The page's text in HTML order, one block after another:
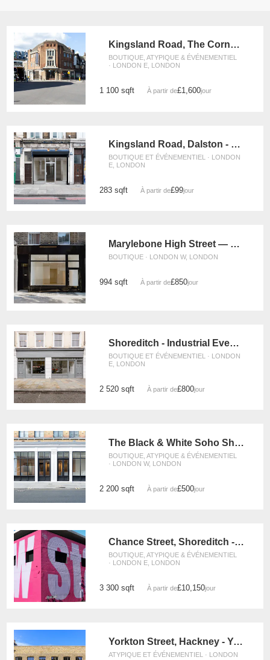
Kingsland Road, The Corner Store
BOUTIQUE, ATYPIQUE & ÉVÉNEMENTIEL
· LONDON E, LONDON
1 100 sqft À partir de£1,600/jour
Kingsland Road, Dalston - The Raw Glass Shop
BOUTIQUE ET ÉVÉNEMENTIEL · LONDON
E, LONDON
283 sqft À partir de£99/jour
Marylebone High Street — The Modern Store
BOUTIQUE · LONDON W, LONDON
994 sqft À partir de£850/jour
Shoreditch - Industrial Event Space
BOUTIQUE ET ÉVÉNEMENTIEL · LONDON
E, LONDON
2 520 sqft À partir de£800/jour
The Black & White Soho Shop, Greek Street
BOUTIQUE, ATYPIQUE & ÉVÉNEMENTIEL
· LONDON W, LONDON
2 200 sqft À partir de£500/jour
Chance Street, Shoreditch - The Adjaye Building
BOUTIQUE, ATYPIQUE & ÉVÉNEMENTIEL
· LONDON E, LONDON
3 300 sqft À partir de£10,150/jour
Yorkton Street, Hackney - Yorkton Workshops Gallery
ATYPIQUE ET ÉVÉNEMENTIEL · LONDON